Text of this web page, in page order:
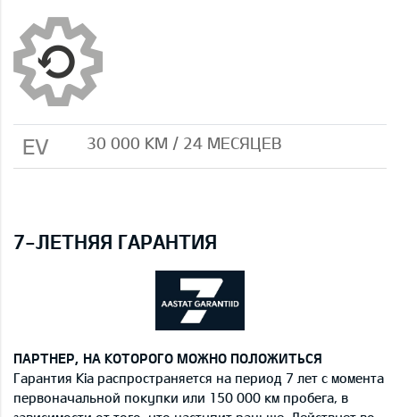
EV 30 000 КМ / 24 МЕСЯЦЕВ
7-ЛЕТНЯЯ ГАРАНТИЯ
ПАРТНЕР, НА КОТОРОГО МОЖНО ПОЛОЖИТЬСЯ
Гарантия Kia распространяется на период 7 лет с момента
первоначальной покупки или 150 000 км пробега, в